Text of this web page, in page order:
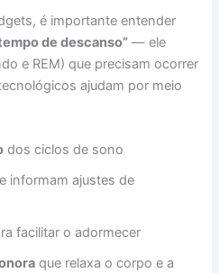
é importante entender
de descanso” — ele
e REM) que precisam ocorrer
ajudam por meio
dos ciclos de sono
informam ajustes de
facilitar o adormecer
que relaxa o corpo e a